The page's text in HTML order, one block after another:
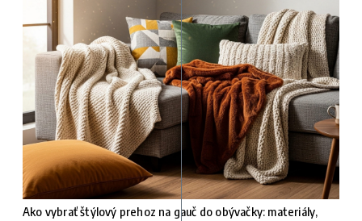
Ako vybrať štýlový prehoz na gauč do obývačky: materiály,